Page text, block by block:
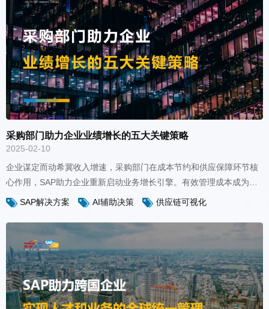
采购部门助力企业业绩增长的五大关键策略
2025-02-10
SAP解决方案 AI辅助决策 供应链可视化